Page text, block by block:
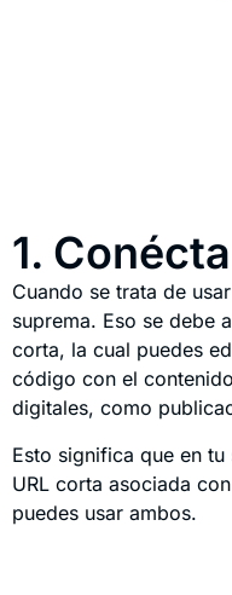
1.
Cuando se trata de
suprema. Eso se debe
corta, la cual puedes
código con el
digitales, como
Esto significa que en
URL corta asociada
puedes usar ambos.